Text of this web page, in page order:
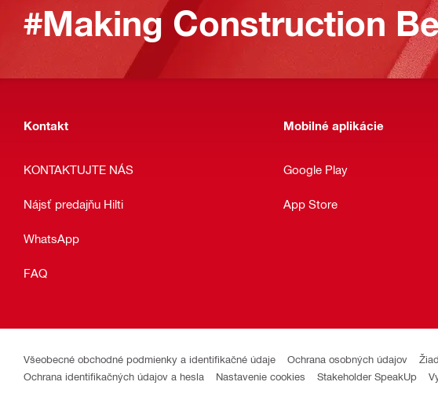
#Making Construction
Kontakt
KONTAKTUJTE NÁS
Nájsť predajňu Hilti
WhatsApp
FAQ
Mobilné aplikácie
Google Play
App Store
Všeobecné obchodné podmienky a identifikačné údaje Ochrana osobných údajov
Ochrana identifikačných údajov a hesla
Nastavenie cookies Stakeholder SpeakUp